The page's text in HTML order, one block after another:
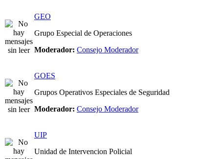
GEO
Grupo Especial de Operaciones
Moderador: Consejo Moderador
GOES
Grupos Operativos Especiales de Seguridad
Moderador: Consejo Moderador
UIP
Unidad de Intervencion Policial